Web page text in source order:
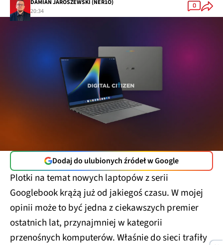
DAMIAN JAROSZEWSKI (NER1O)
20:34
0
Dodaj do ulubionych źródeł w Google
Plotki na temat nowych laptopów z serii
Googlebook krążą już od jakiegoś czasu. W mojej
opinii może to być jedna z ciekawszych premier
ostatnich lat, przynajmniej w kategorii
przenośnych komputerów. Właśnie do sieci trafiły